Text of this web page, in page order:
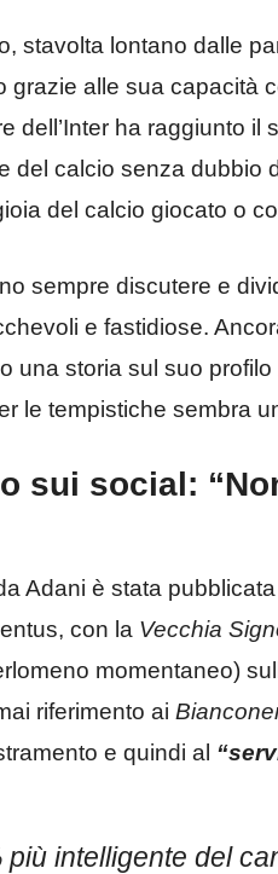
stavolta lontano dalle
grazie alle sua capacità
dell’Inter ha raggiunto
del calcio senza dubbio
del calcio giocato o
sempre discutere e
e fastidiose.
una storia sul suo profilo
le tempistiche sembra
sui social:
Adani è stata
con la Vecchia
momentaneo)
riferimento ai
e quindi al
più intelligente del